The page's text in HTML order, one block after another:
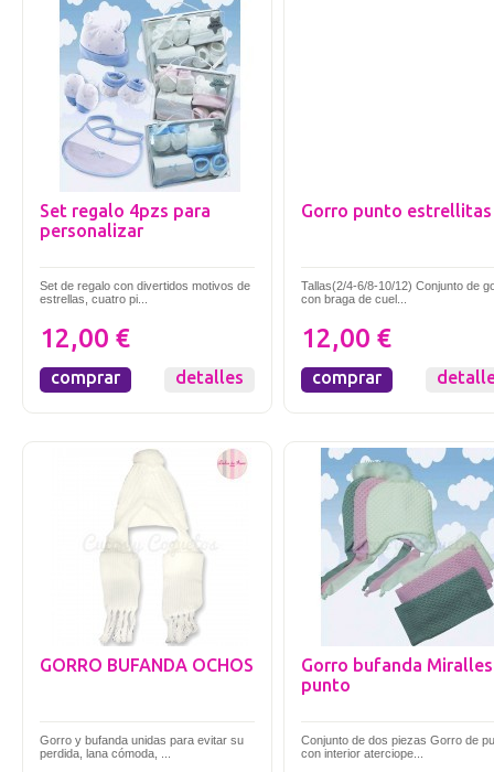
Set regalo 4pzs para
personalizar
Set de regalo con divertidos motivos de
estrellas, cuatro pi...
12,00 €
comprar detalles
Gorro punto estrellitas
Tallas(2/4-6/8-10/12) Conjunto de
con braga de cuel...
12,00 €
comprar
GORRO BUFANDA OCHOS
Gorro y bufanda unidas para evitar su
perdida, lana cómoda, ...
Gorro bufanda Miralles
punto
Conjunto de dos piezas Gorro de
con interior aterciope...